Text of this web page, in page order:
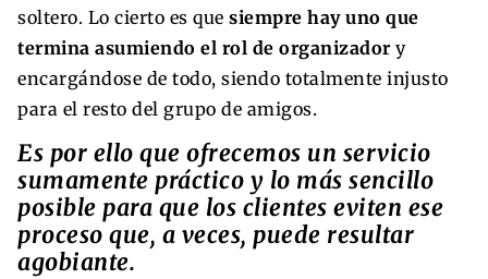
soltero. Lo cierto es que siempre hay uno que
termina asumiendo el rol de organizadory
encargándose de todo, siendo totalmente injusto
para el resto del grupo de amigos.
Es por ello que ofrecemos un servicio
sumamente práctico y lo más sencillo
posible para que los clientes eviten ese
proceso que, a veces, puede resultar
agobiante.